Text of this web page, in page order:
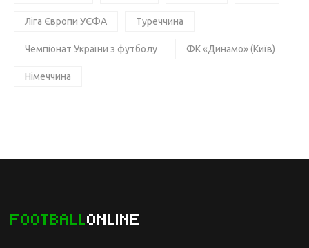
Ліга Європи УЄФА Туреччина
Чемпіонат України з футболу ФК «Динамо» (Київ)
Німеччина
FOOTBALLONLINE